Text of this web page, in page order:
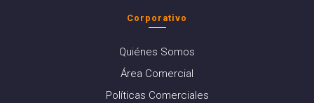
Corporativo
Quiénes Somos
Área Comercial
Políticas Comerciales